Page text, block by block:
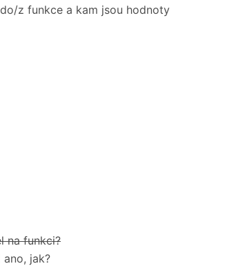
z funkce a kam jsou hodnoty
na funkci?
jak?